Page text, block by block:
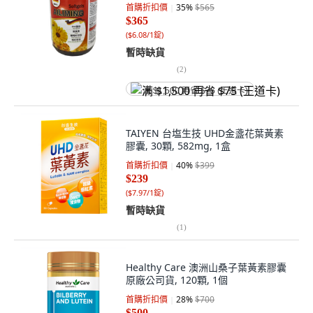
首購折扣價 35%$565
$365
($6.08/1錠)
暫時缺貨
(2)
满 $1,500 再省 $75 (王道卡)
TAIYEN 台塩生技 UHD金盞花葉黃素
膠囊, 30顆, 582mg, 1盒
首購折扣價 40%$399
$239
($7.97/1錠)
暫時缺貨
(1)
Healthy Care 澳洲山桑子葉黃素膠囊
原廠公司貨, 120顆, 1個
首購折扣價 28%$700